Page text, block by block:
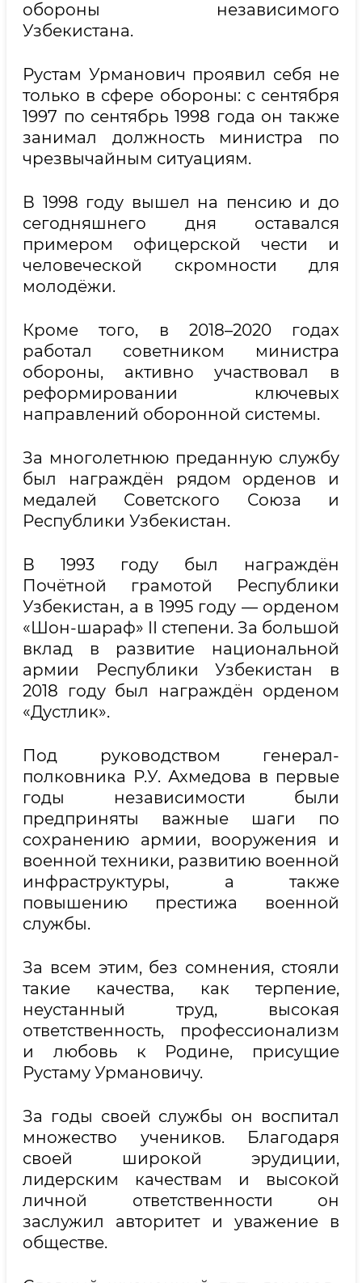
обороны независимого
Узбекистана.
Рустам Урманович проявил себя не
только в сфере обороны: с сентября
1997 по сентябрь 1998 года он также
занимал должность министра по
чрезвычайным ситуациям.
В 1998 году вышел на пенсию и до
сегодняшнего дня оставался
примером офицерской чести и
человеческой скромности для
молодёжи.
Кроме того, в 2018–2020 годах
работал советником министра
обороны, активно участвовал в
реформировании ключевых
направлений оборонной системы.
За многолетнюю преданную службу
был награждён рядом орденов и
медалей Советского Союза и
Республики Узбекистан.
В 1993 году был награждён
Почётной грамотой Республики
Узбекистан, а в 1995 году — орденом
«Шон-шараф» II степени. За большой
вклад в развитие национальной
армии Республики Узбекистан в
2018 году был награждён орденом
«Дустлик».
Под руководством генерал-
полковника Р.У. Ахмедова в первые
годы независимости были
предприняты важные шаги по
сохранению армии, вооружения и
военной техники, развитию военной
инфраструктуры, а также
повышению престижа военной
службы.
За всем этим, без сомнения, стояли
такие качества, как терпение,
неустанный труд, высокая
ответственность, профессионализм
и любовь к Родине, присущие
Рустаму Урмановичу.
За годы своей службы он воспитал
множество учеников. Благодаря
своей широкой эрудиции,
лидерским качествам и высокой
личной ответственности он
заслужил авторитет и уважение в
обществе.